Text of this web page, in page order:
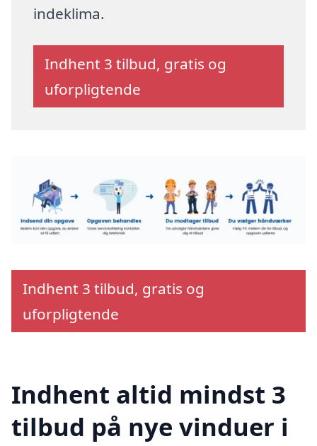
indeklima.
Indhent 3 tilbud, gratis og
uforpligtende
Indhent 3 tilbud, gratis og
uforpligtende
Indhent altid mindst 3
tilbud på nye vinduer i